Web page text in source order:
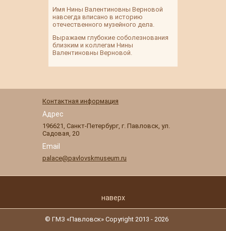
Имя Нины Валентиновны Верновой
навсегда вписано в историю
отечественного музейного дела.
Выражаем глубокие соболезнования
близким и коллегам Нины
Валентиновны Верновой.
Контактная информация
Адрес
196621 , Санкт-Петербург, г. Павловск, ул.
Садовая, 20
Email
palace@pavlovskmuseum.ru
наверх
© ГМЗ «Павловск» Copyright 2013 - 2026